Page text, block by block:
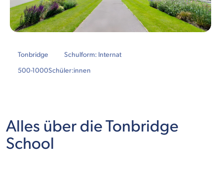
Tonbridge
Schulform: Internat
500-1000Schüler:innen
Alles über die Tonbridge
School